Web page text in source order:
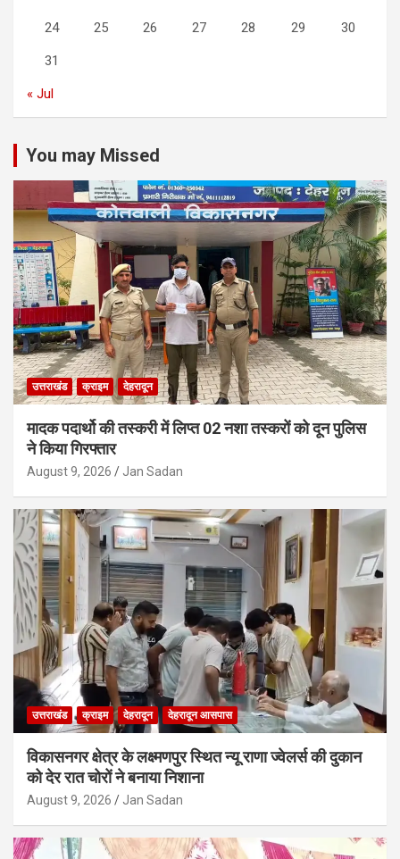
24 25 26 27 28 29 30
31
« Jul
You may Missed
उत्तराखंड क्राइम देहरादून
मादक पदार्थो की तस्करी में लिप्त 02 नशा तस्करों को दून पुलिस
ने किया गिरफ्तार
August 9, 2026 Jan Sadan
उत्तराखंड क्राइम देहरादून देहरादून आसपास
विकासनगर क्षेत्र के लक्ष्मणपुर स्थित न्यू राणा ज्वेलर्स की दुकान
को देर रात चोरों ने बनाया निशाना
August 9, 2026 Jan Sadan